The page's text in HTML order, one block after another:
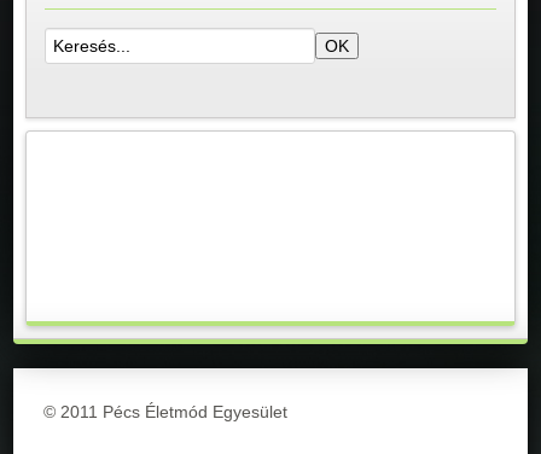
© 2011 Pécs Életmód Egyesület